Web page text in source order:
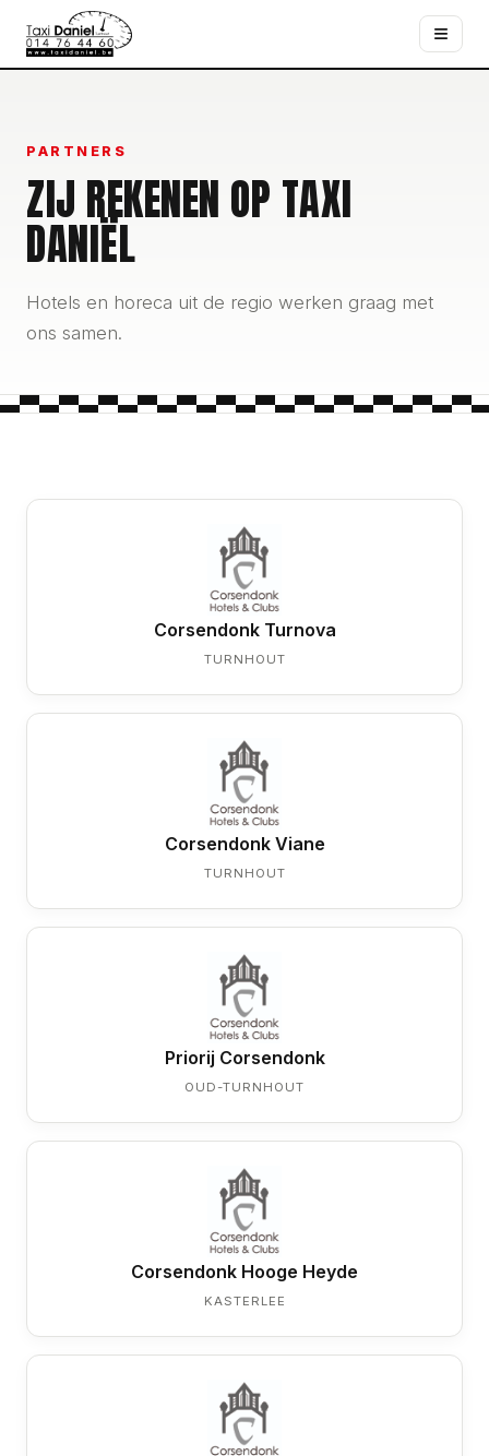
≡
PARTNERS
ZIJ REKENEN OP TAXI
DANIËL
Hotels en horeca uit de regio werken graag met
ons samen.
Corsendonk Turnova
TURNHOUT
Corsendonk Viane
TURNHOUT
Priorij Corsendonk
OUD-TURNHOUT
Corsendonk Hooge Heyde
KASTERLEE